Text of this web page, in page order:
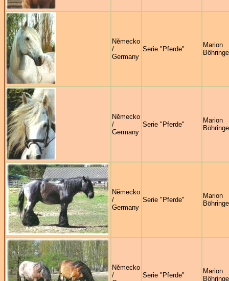
Německo
/
Germany
Serie "Pferde"
Marion
Německo
/
Germany
Serie "Pferde"
Marion
Německo
/
Germany
Serie "Pferde"
Marion
Německo
/
Serie "Pferde"
Marion